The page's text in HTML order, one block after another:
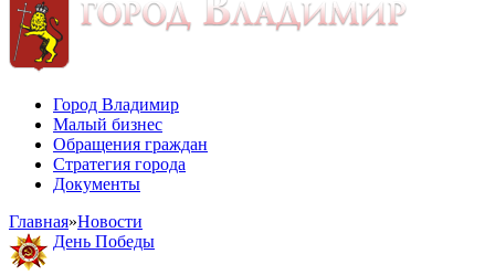
Город Владимир
Малый бизнес
Обращения граждан
Стратегия города
Документы
Главная»Новости
День Победы